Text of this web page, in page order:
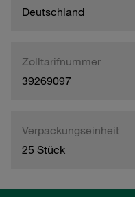
Deutschland
Zolltarifnummer
39269097
Verpackungseinheit
25 Stück